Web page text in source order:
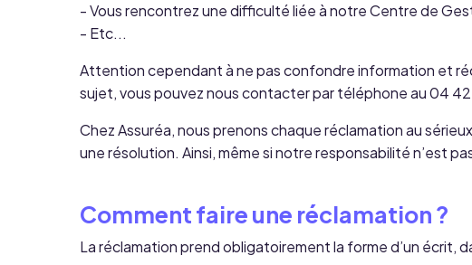
- Vous rencontrez une difficulté liée à notre Centre de
- Etc...
Attention cependant à ne pas confondre information et
sujet, vous pouvez nous contacter par téléphone au04 42
Chez Assuréa, nous prenons chaque réclamation au
une résolution. Ainsi, même si notre responsabilité n’est
Comment faire une réclamation ?
La réclamation prend obligatoirement la forme d’un écrit,